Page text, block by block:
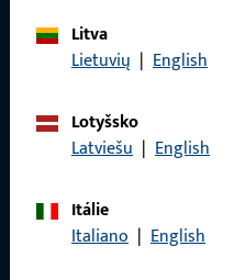
Litva
Lietuvių | English
Lotyšsko
Latviešu | English
Itálie
Italiano | English
Ochrana